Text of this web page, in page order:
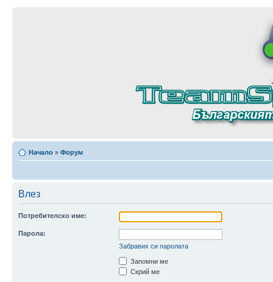
Начало » Форум
Влез
Потребителско име:
Парола:
Забравих си паролата
Запомни ме
Скрий ме